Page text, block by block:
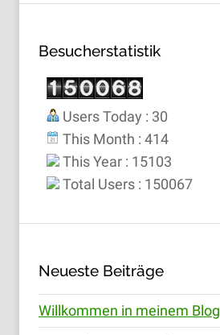
Besucherstatistik
Users Today : 30
This Month : 414
This Year : 15103
Total Users : 150067
Neueste Beiträge
Willkommen in meinem Blog